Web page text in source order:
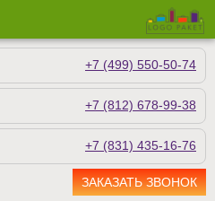
+7 (499) 550-50-74
+7 (812) 678-99-38
+7 (831) 435-16-76
ЗАКАЗАТЬ ЗВОНОК